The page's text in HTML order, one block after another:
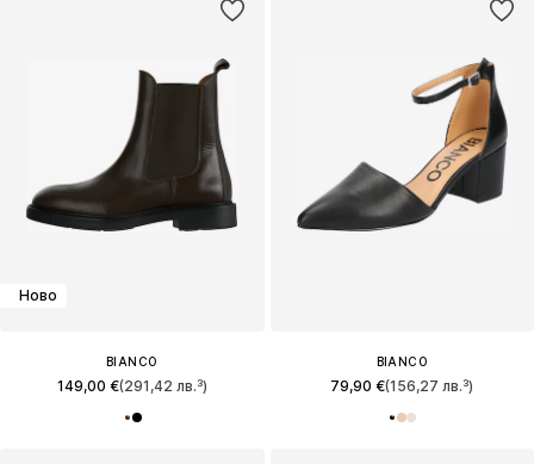
Ново
BIANCO
149,00 €(291,42 лв.³)
BIANCO
79,90 €(156,27 лв.³)